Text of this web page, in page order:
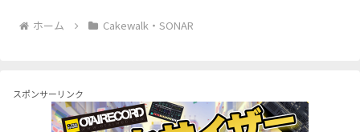
ホーム Cakewalk・SONAR
スポンサーリンク